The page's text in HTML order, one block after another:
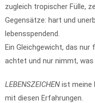
zugleich tropischer Fülle,
Gegensätze: hart und
lebensspendend.
Ein Gleichgewicht, das nur
achtet und nur nimmt, was
LEBENSZEICHENist meine
mit diesen Erfahrungen.